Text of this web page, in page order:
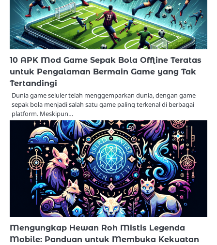
10 APK Mod Game Sepak Bola Offline Teratas
untuk Pengalaman Bermain Game yang Tak
Tertandingi
Dunia game seluler telah menggemparkan dunia, dengan game
sepak bola menjadi salah satu game paling terkenal di berbagai
platform. Meskipun…
Mengungkap Hewan Roh Mistis Legenda
Mobile: Panduan untuk Membuka Kekuatan